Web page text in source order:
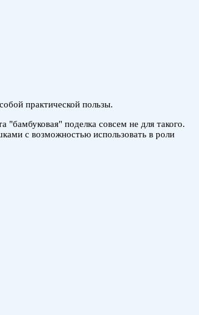
практической пользы.
"бамбуковая" поделка совсем не для такого.
с возможностью использовать в роли